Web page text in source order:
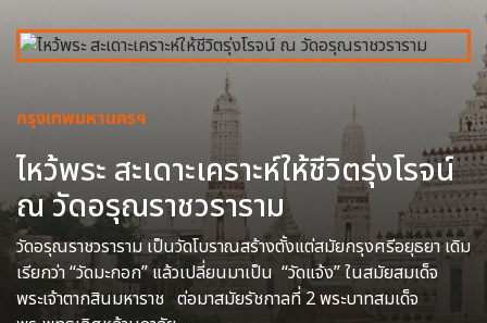
กรุงเทพมหานครฯ
ไหว้พระ สะเดาะเคราะห์ให้ชีวิตรุ่งโรจน์
ณ วัดอรุณราชวราราม
วัดอรุณราชวราราม เป็นวัดโบราณสร้างตั้งแต่สมัยกรุงศรีอยุธยา เดิม
เรียกว่า “วัดมะกอก” แล้วเปลี่ยนมาเป็น “วัดแจ้ง” ในสมัยสมเด็จ
พระเจ้าตากสินมหาราช ต่อมาสมัยรัชกาลที่ 2 พระบาทสมเด็จ